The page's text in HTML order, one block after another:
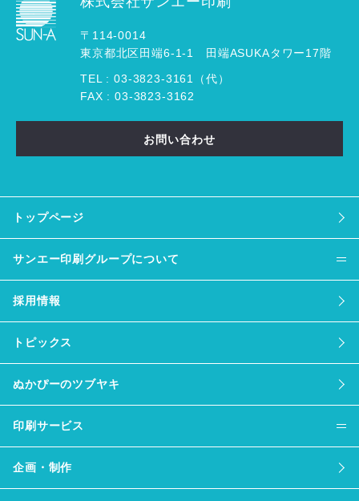
〒114-0014
東京都北区田端6-1-1 田端ASUKAタワー17階
TEL :03-3823-3161（代）
FAX : 03-3823-3162
お問い合わせ
トップページ
サンエー印刷グループについて
採用情報
トピックス
ぬかぴーのツブヤキ
印刷サービス
企画・制作